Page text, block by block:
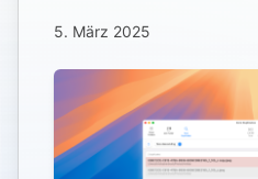
5. März 2025